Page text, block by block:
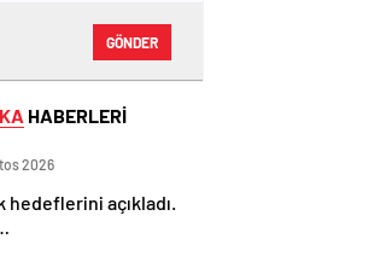
GÖNDER
HABERLERİ
2026
hedeflerini açıkladı.